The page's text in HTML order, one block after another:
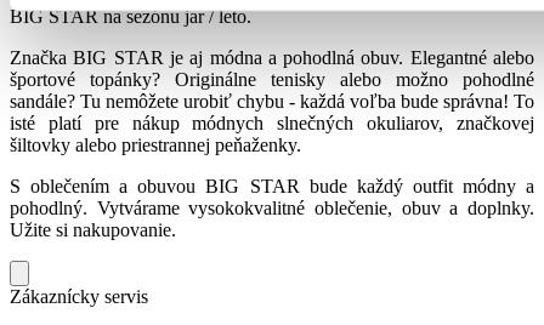
BIG STAR na sezónu jar / leto.
Značka BIG STAR je aj módna a pohodlná obuv. Elegantné alebo
športové topánky? Originálne tenisky alebo možno pohodlné
sandále? Tu nemôžete urobiť chybu - každá voľba bude správna! To
isté platí pre nákup módnych slnečných okuliarov, značkovej
šiltovky alebo priestrannej peňaženky.
S oblečením a obuvou BIG STAR bude každý outfit módny a
pohodlný. Vytvárame vysokokvalitné oblečenie, obuv a doplnky.
Užite si nakupovanie.
Zákaznícky servis